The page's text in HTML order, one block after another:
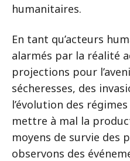
humanitaires.
En tant qu’acteurs
alarmés par la réalité
projections pour
sécheresses, des
l’évolution des
mettre à mal la
moyens de survie des
observons des